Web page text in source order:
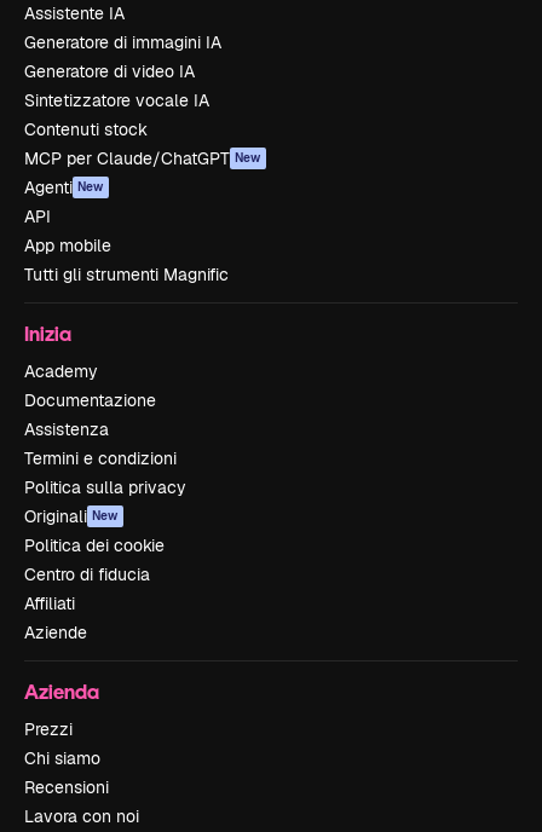
Assistente IA
Generatore di immagini IA
Generatore di video IA
Sintetizzatore vocale IA
Contenuti stock
MCP per Claude/ChatGPT New
Agenti New
API
App mobile
Tutti gli strumenti Magnific
Inizia
Academy
Documentazione
Assistenza
Termini e condizioni
Politica sulla privacy
Originali New
Politica dei cookie
Centro di fiducia
Affiliati
Aziende
Azienda
Prezzi
Chi siamo
Recensioni
Lavora con noi